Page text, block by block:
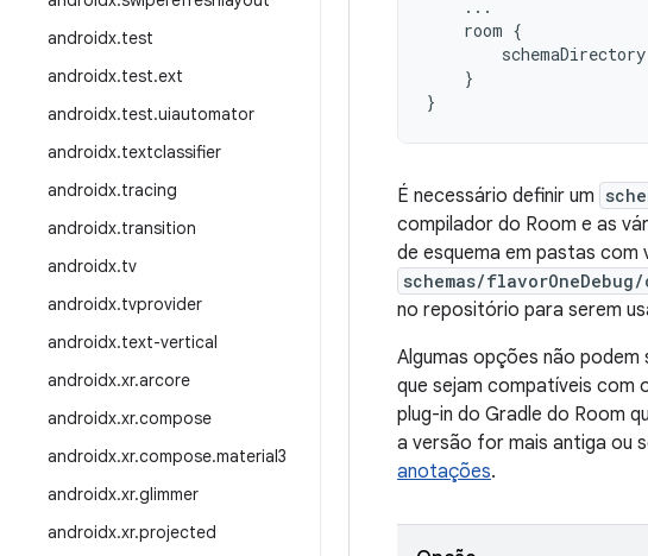
androidx.test
androidx.test.ext
androidx.test.uiautomator
androidx.textclassifier
androidx.tracing
androidx.transition
androidx.tv
androidx.tvprovider
androidx.text-vertical
androidx.xr.arcore
androidx.xr.compose
androidx.xr.compose.material3
androidx.xr.glimmer
androidx.xr.projected
...
room {
schemaDirectory
}
}
É necessário definir um
compilador do Room e as
de esquema em pastas com
schemas/
no repositório para serem
Algumas opções não
que sejam compatíveis com
plug-in do Gradle do Room
a versão for mais antiga ou
anotações.